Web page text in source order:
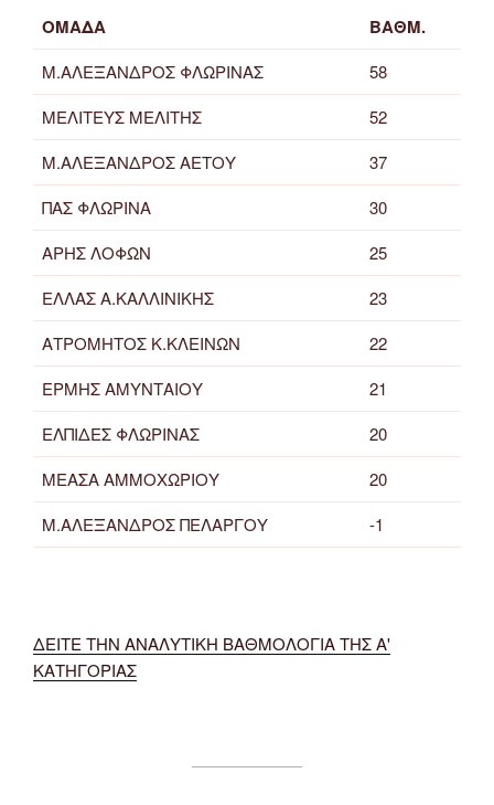
ΟΜΑΔΑ ΒΑΘΜ.
Μ.ΑΛΕΞΑΝΔΡΟΣ ΦΛΩΡΙΝΑΣ
58
ΜΕΛΙΤΕΥΣ ΜΕΛΙΤΗΣ
52
Μ.ΑΛΕΞΑΝΔΡΟΣ ΑΕΤΟΥ
37
ΠΑΣ ΦΛΩΡΙΝΑ
30
ΑΡΗΣ ΛΟΦΩΝ
25
ΕΛΛΑΣ Α.ΚΑΛΛΙΝΙΚΗΣ
23
ΑΤΡΟΜΗΤΟΣ Κ.ΚΛΕΙΝΩΝ
22
ΕΡΜΗΣ ΑΜΥΝΤΑΙΟΥ
21
ΕΛΠΙΔΕΣ ΦΛΩΡΙΝΑΣ
20
ΜΕΑΣΑ ΑΜΜΟΧΩΡΙΟΥ
20
Μ.ΑΛΕΞΑΝΔΡΟΣ ΠΕΛΑΡΓΟΥ
-1
ΔΕΙΤΕ ΤΗΝ ΑΝΑΛΥΤΙΚΗ ΒΑΘΜΟΛΟΓΙΑ ΤΗΣ Α'
ΚΑΤΗΓΟΡΙΑΣ